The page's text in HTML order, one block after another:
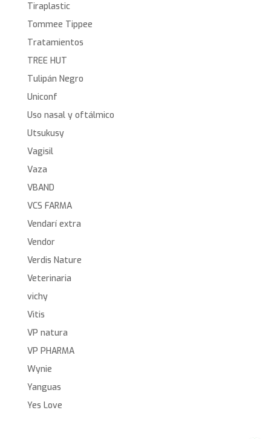
Tiraplastic
Tommee Tippee
Tratamientos
TREE HUT
Tulipán Negro
Uniconf
Uso nasal y oftálmico
Utsukusy
Vagisil
Vaza
VBAND
VCS FARMA
Vendarí extra
Vendor
Verdis Nature
Veterinaria
vichy
Vitis
VP natura
VP PHARMA
Wynie
Yanguas
Yes Love